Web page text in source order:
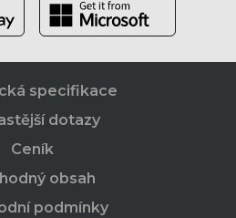
specifikace
dotazy
Ceník
obsah
podmínky